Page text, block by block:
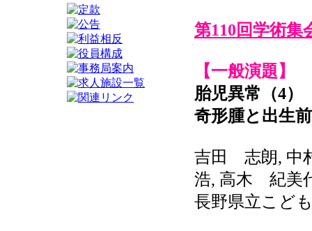
第110回学術集
【一般演題】
胎児異常（4）
奇形腫と出生
吉田 志朗,
浩, 高木 紀美
長野県立こど